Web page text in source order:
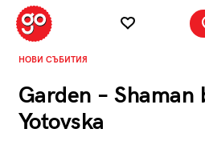
НОВИ СЪБИТИЯ
Garden – Shaman
Yotovska